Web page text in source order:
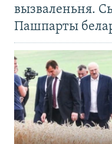
вызваленьня.
Пашпарты